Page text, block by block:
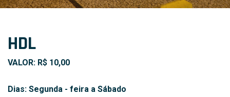
HDL
VALOR: R$ 10,00
Dias: Segunda - feira a Sábado